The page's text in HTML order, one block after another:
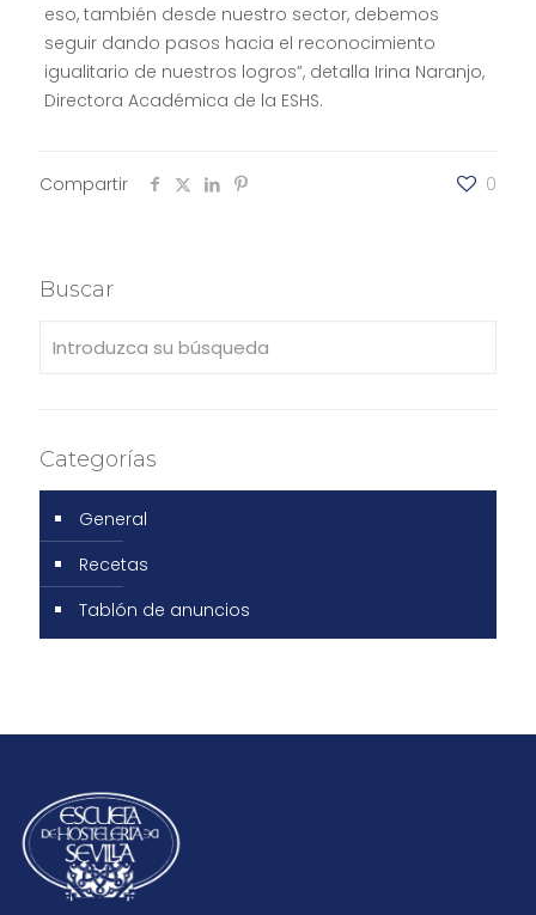
eso, también desde nuestro sector, debemos
seguir dando pasos hacia el reconocimiento
igualitario de nuestros logros”, detalla Irina Naranjo,
Directora Académica de la ESHS.
Compartir 0
Buscar
Categorías
General
Recetas
Tablón de anuncios